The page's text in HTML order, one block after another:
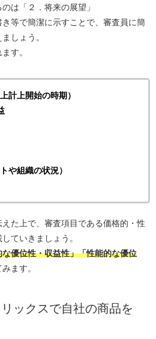
は「２．将来の展望」
等で簡潔に示すことで、審査員に簡
しょう。
す。
計上開始の時期）
や組織の状況）
た上で、審査項目である価格的・性
ていきましょう。
な優位性・収益性」「性能的な優位
ます。
ックスで自社の商品を